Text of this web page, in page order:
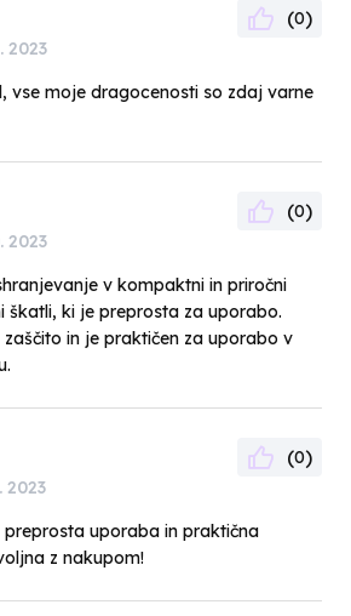
(0)
2023
vse moje dragocenosti so zdaj varne
(0)
2023
v kompaktni in priročni
škatli, ki je preprosta za uporabo.
in je praktičen za uporabo v
(0)
2023
preprosta uporaba in praktična
z nakupom!